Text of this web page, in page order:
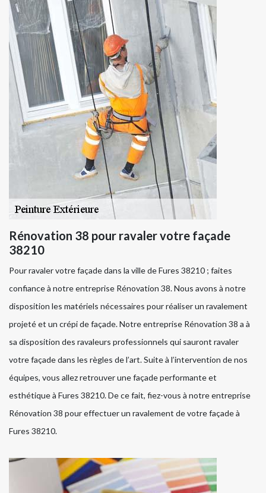
Rénovation 38 pour ravaler votre façade
38210
Pour ravaler votre façade dans la ville de Fures 38210 ; faites
confiance à notre entreprise Rénovation 38. Nous avons à notre
disposition les matériels nécessaires pour réaliser un ravalement
projeté et un crépi de façade. Notre entreprise Rénovation 38 a à
sa disposition des ravaleurs professionnels qui sauront ravaler
votre façade dans les règles de l’art. Suite à l’intervention de nos
équipes, vous allez retrouver une façade performante et
esthétique à Fures 38210. De ce fait, fiez-vous à notre entreprise
Rénovation 38 pour effectuer un ravalement de votre façade à
Fures 38210.